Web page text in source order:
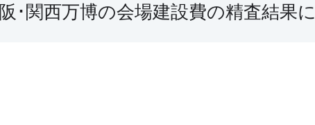
･関西万博の会場建設費の精査結果